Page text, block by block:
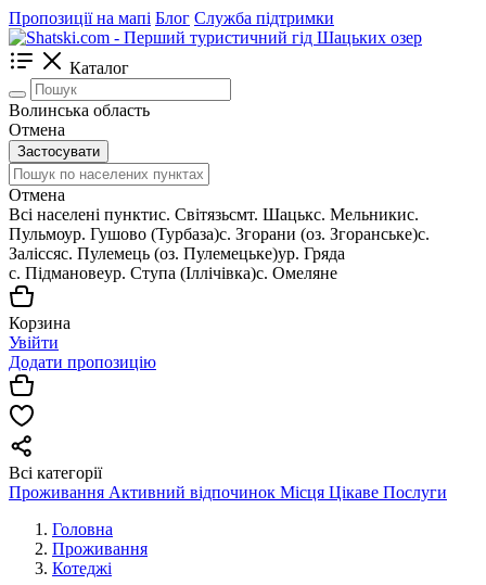
Пропозиції на мапі Блог Служба підтримки
Каталог
Волинська область
Отмена
Застосувати
Отмена
Всі населені пунктиc. Світязьсмт. Шацькс. Мельникис.
Пульмоур. Гушово (Турбаза)с. Згорани (оз. Згоранське)с.
Заліссяс. Пулемець (оз. Пулемецьке)ур. Гряда
с. Підмановеур. Ступа (Іллічівка)с. Омеляне
Корзина
Увійти
Додати пропозицію
Всі категорії
Проживання Активний відпочинок Місця Цікаве Послуги
Головна
Проживання
Котеджі